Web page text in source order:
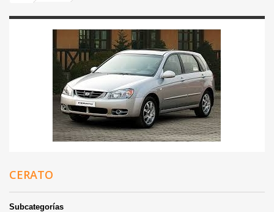
CERATO
Subcategorías